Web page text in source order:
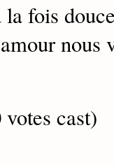
la fois
nous
cast)